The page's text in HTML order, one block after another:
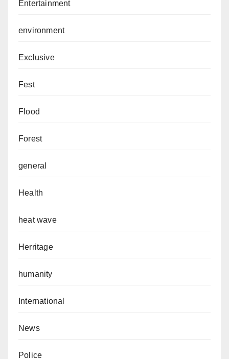
Entertainment
environment
Exclusive
Fest
Flood
Forest
general
Health
heat wave
Herritage
humanity
International
News
Police